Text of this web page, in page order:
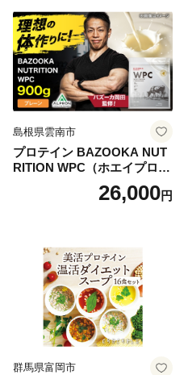
ち 本格おせち おせち予約 年
末 年始 お取り寄せ 新春 贅沢
おせち こだわりおせち 惣菜
老舗おせち ふるさと納税お
せち 御節 お節料理 正月 調理
不要 おせち料理2027
島根県雲南市
プロテイン BAZOOKA NUT
RITION WPC（ホエイプロテ
イン）＜プレーン＞ 900g｜
バズーカ岡田監修・植物由来
ロン [AIEN005]
26,000円
群馬県富岡市